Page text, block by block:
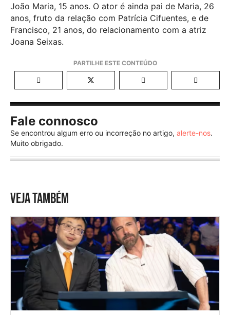
João Maria, 15 anos. O ator é ainda pai de Maria, 26
anos, fruto da relação com Patrícia Cifuentes, e de
Francisco, 21 anos, do relacionamento com a atriz
Joana Seixas.
Fale connosco
Se encontrou algum erro ou incorreção no artigo, alerte-nos.
Muito obrigado.
VEJA TAMBÉM